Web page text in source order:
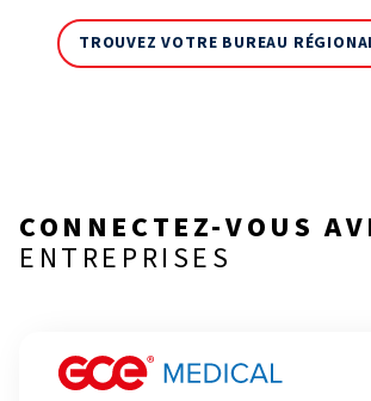
TROUVEZ VOTRE BUREAU
CONNECTEZ-VOUS
ENTREPRISES